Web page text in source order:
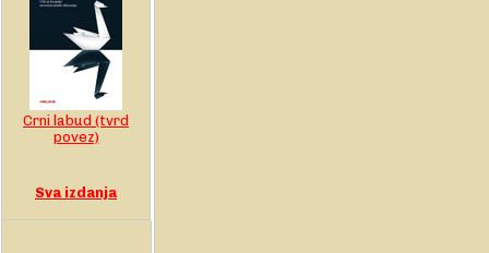
Crni labud (tvrd
povez)
Sva izdanja